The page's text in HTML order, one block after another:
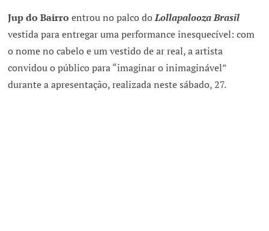
Jup do Bairro entrou no palco doLollapalooza Brasil
vestida para entregar uma performance inesquecível: com
o nome no cabelo e um vestido de ar real, a artista
convidou o público para “imaginar o inimaginável”
durante a apresentação, realizada neste sábado, 27.